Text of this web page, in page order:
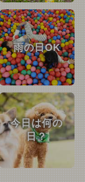
雨の日OK
今日は何の
日？